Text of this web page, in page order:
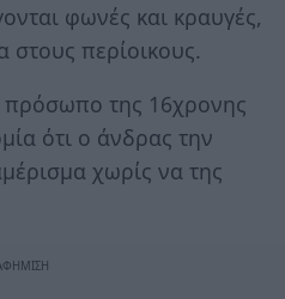
φωνές και κραυγές,
περίοικους.
πρόσωπο της 16χρονης
ότι ο άνδρας την
χωρίς να της